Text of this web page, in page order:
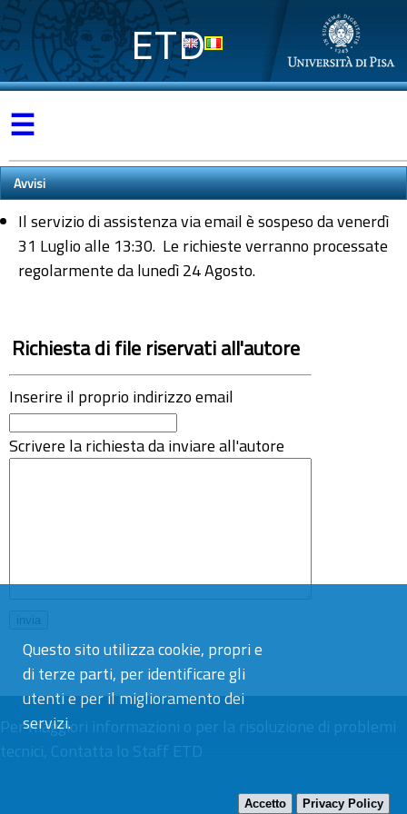
Questo sito utilizza cookie, propri e
di terze parti, per identificare gli
utenti e per il miglioramento dei
servizi.
Accetto Privacy Policy
ETD
☰
Avvisi
Il servizio di assistenza via email è sospeso da venerdì
31 Luglio alle 13:30. Le richieste verranno processate
regolarmente da lunedì 24 Agosto.
Richiesta di file riservati all'autore
Inserire il proprio indirizzo email
Scrivere la richiesta da inviare all'autore
Per maggiori informazioni o per la risoluzione di problemi
tecnici, Contatta lo Staff ETD